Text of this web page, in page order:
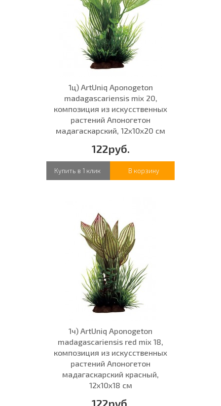
1ц) ArtUniq Aponogeton
madagascariensis mix 20,
композиция из искусственных
растений Апоногетон
мадагаскарский, 12x10x20 см
122руб.
Купить в 1 клик В корзину
1ч) ArtUniq Aponogeton
madagascariensis red mix 18,
композиция из искусственных
растений Апоногетон
мадагаскарский красный,
12x10x18 см
122руб.